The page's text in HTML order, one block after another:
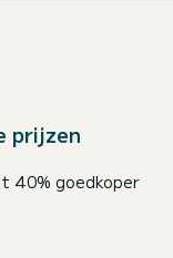
prijzen
40% goedkoper